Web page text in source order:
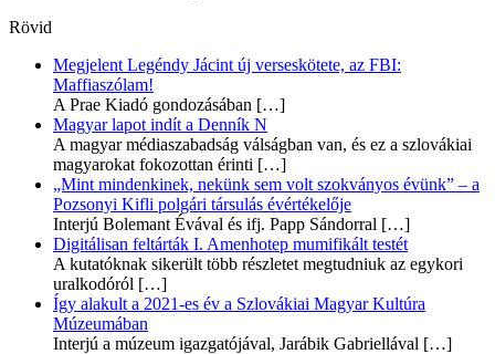
Rövid
Megjelent Legéndy Jácint új verseskötete, az FBI:
Maffiaszólam!
A Prae Kiadó gondozásában […]
Magyar lapot indít a Denník N
A magyar médiaszabadság válságban van, és ez a szlovákiai
magyarokat fokozottan érinti […]
„Mint mindenkinek, nekünk sem volt szokványos évünk” – a
Pozsonyi Kifli polgári társulás évértékelője
Interjú Bolemant Évával és ifj. Papp Sándorral […]
Digitálisan feltárták I. Amenhotep mumifikált testét
A kutatóknak sikerült több részletet megtudniuk az egykori
uralkodóról […]
Így alakult a 2021-es év a Szlovákiai Magyar Kultúra
Múzeumában
Interjú a múzeum igazgatójával, Jarábik Gabriellával […]